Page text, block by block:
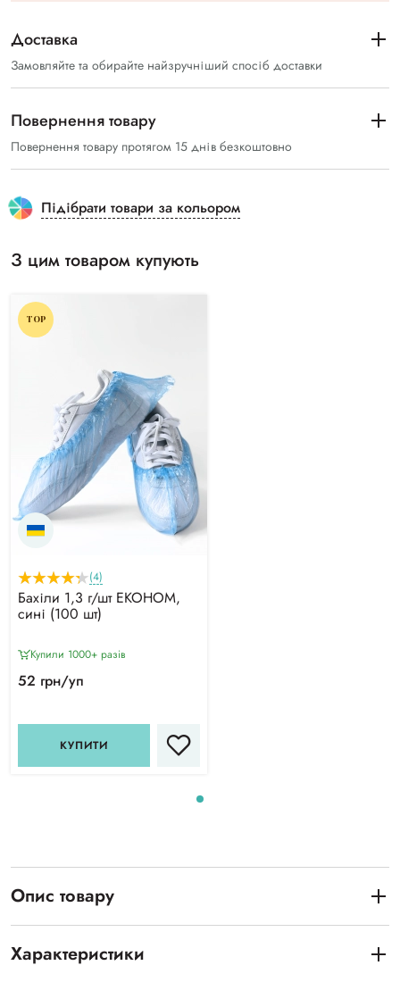
Доставка
Замовляйте та обирайте найзручніший спосіб доставки
Повернення товару
Повернення товару протягом 15 днів безкоштовно
Підібрати товари за кольором
З цим товаром купують
TOP
(4)
Бахіли 1,3 г/шт ЕКОНОМ,
сині (100 шт)
Купили 1000+ разiв
52 грн/уп
КУПИТИ
Опис товару
Характеристики